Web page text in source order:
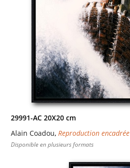
29991-AC 20X20 cm
Alain Coadou, Reproduction encadrée
Disponible en plusieurs formats